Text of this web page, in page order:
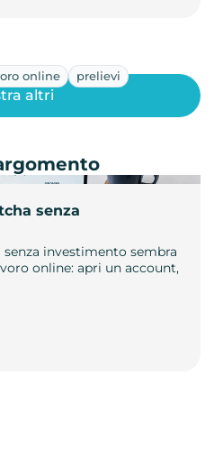
online prelievi
senza
investimento sembra
online: apri un account,
altri